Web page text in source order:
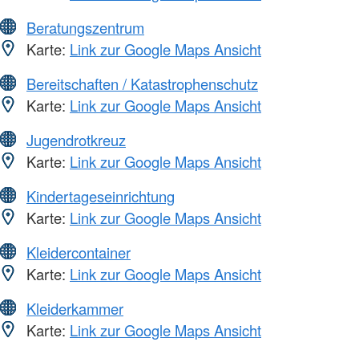
Beratungszentrum
Karte: Link zur Google Maps Ansicht
Bereitschaften / Katastrophenschutz
Karte: Link zur Google Maps Ansicht
Jugendrotkreuz
Karte: Link zur Google Maps Ansicht
Kindertageseinrichtung
Karte: Link zur Google Maps Ansicht
Kleidercontainer
Karte: Link zur Google Maps Ansicht
Kleiderkammer
Karte: Link zur Google Maps Ansicht